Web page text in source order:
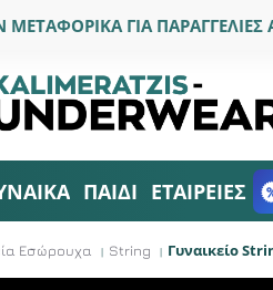
ΜΕΤΑΦΟΡΙΚΑ ΓΙΑ
ΠΑΙΔΙ ΕΤΑΙΡΕΙΕΣ
Εσώρουχα String Γυναικείο